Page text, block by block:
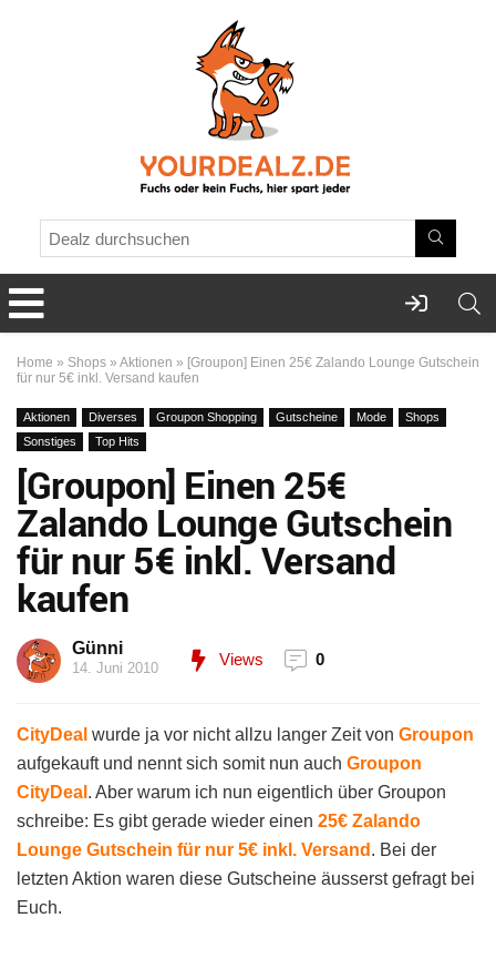
Home » Shops » Aktionen » [Groupon] Einen 25€ Zalando Lounge Gutschein
für nur 5€ inkl. Versand kaufen
Aktionen Diverses Groupon Shopping Gutscheine Mode
Shops
Sonstiges
Top Hits
[Groupon] Einen 25€
Zalando Lounge Gutschein
für nur 5€ inkl. Versand
kaufen
Günni
14. Juni 2010 Views 0
CityDeal wurde ja vor nicht allzu langer Zeit von Groupon
aufgekauft und nennt sich somit nun auch Groupon
CityDeal . Aber warum ich nun eigentlich über Groupon
schreibe: Es gibt gerade wieder einen 25€ Zalando
Lounge Gutschein für nur 5€ inkl. Versand . Bei der
letzten Aktion waren diese Gutscheine äusserst gefragt bei
Euch.